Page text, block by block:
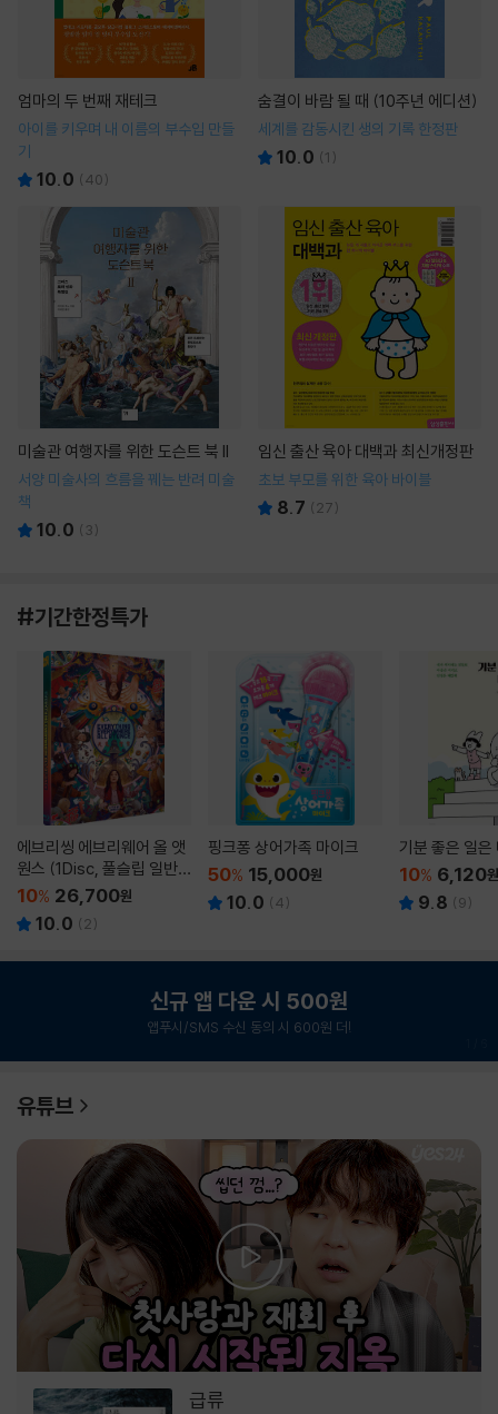
엄마의 두 번째 재테크
아이를 키우며 내 이름의 부수입 만들
기
10.0 (40)
숨결이 바람 될 때 (10주년 에디션)
세계를 감동시킨 생의 기록 한정판
10.0 (1 )
미술관 여행자를 위한 도슨트 북 II
서양 미술사의 흐름을 꿰는 반려 미술
책
10.0 ( 3)
임신 출산 육아 대백과 최신개정판
초보 부모를 위한 육아 바이블
8.7 ( 27)
#기간한정특가
에브리씽 에브리웨어 올 앳
원스 (1Disc, 풀슬립 일반
판) : 블루레이
10% 26,700원
10.0 ( 2)
핑크퐁 상어가족 마이크
50% 15,000원
10.0 (4)
기분 좋은 일은
10% 6,120원
9.8 (9)
신규 앱 다운 시 500원
앱푸시/SMS 수신 동의 시 600원 더!
유튜브
급류